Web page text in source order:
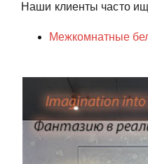
Наши клиенты часто
Межкомнатные